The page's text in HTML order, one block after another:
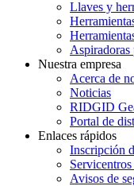
Llaves y
Nuestra empresa
Acerca de
Noticias
RIDGID
Portal de
Enlaces rápidos
Inscripción
Avisos de